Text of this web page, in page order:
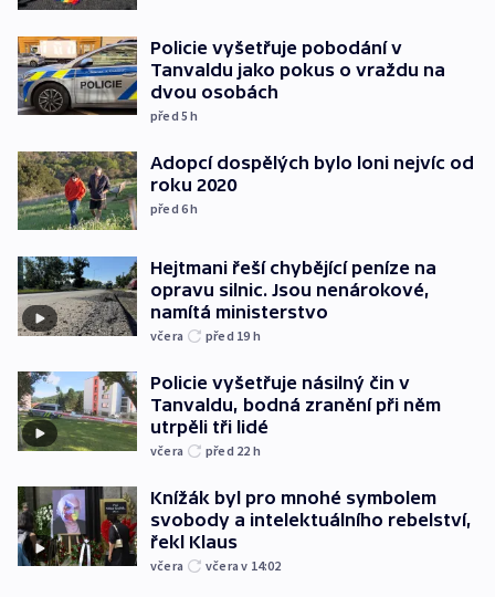
Policie vyšetřuje pobodání v
Tanvaldu jako pokus o vraždu na
dvou osobách
před 5h
Adopcí dospělých bylo loni nejvíc od
roku 2020
před 6h
Hejtmani řeší chybějící peníze na
opravu silnic. Jsou nenárokové,
namítá ministerstvo
včera před 19 h
Policie vyšetřuje násilný čin v
Tanvaldu, bodná zranění při něm
utrpěli tři lidé
včera před 22 h
Knížák byl pro mnohé symbolem
svobody a intelektuálního rebelství,
řekl Klaus
včera včera v 14:02